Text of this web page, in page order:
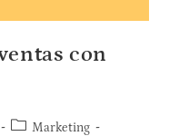
con
Marketing